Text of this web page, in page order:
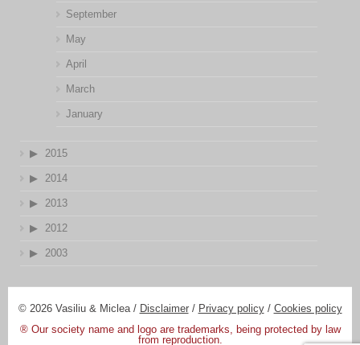
September
May
April
March
January
2015
2014
2013
2012
2003
© 2026 Vasiliu & Miclea / Disclaimer/ Privacy policy/ Cookies policy
® Our society name and logo are trademarks, being protected by law
from reproduction.